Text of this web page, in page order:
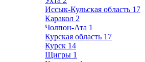
Иссык-Кульская область 17
Каракол 2
Чолпон-Ата 1
Курская область 17
Курск 14
Щигры 1